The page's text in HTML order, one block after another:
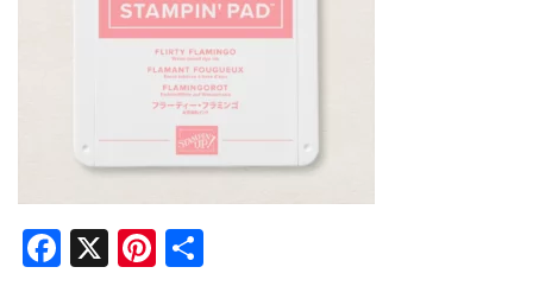
Facebook
X Pinterest